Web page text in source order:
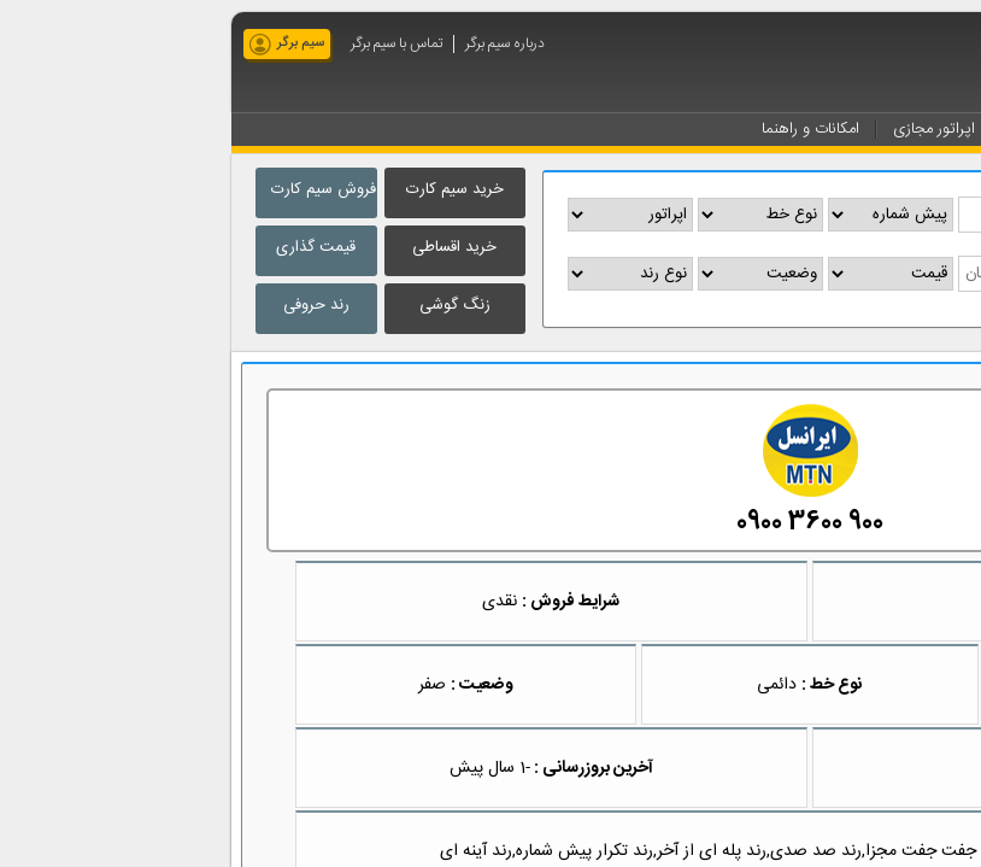
سیم برگر درباره سیم برگر تماس با سیم برگر
اپراتور مجازی امکانات و راهنما
فروش سیم کارت
قیمت گذاری
رند حروفی
خرید سیم کارت
خرید اقساطی
زنگ گوشی
0900 3600 900
شرایط فروش : نقدی
نوع خط : دائمی وضعیت : صفر
آخرین بروزرسانی :-1 سال پیش
جفت جفت مجزا,رند صد صدی,رند پله ای از آخر,رند تکرار پیش شماره,رند آینه ای